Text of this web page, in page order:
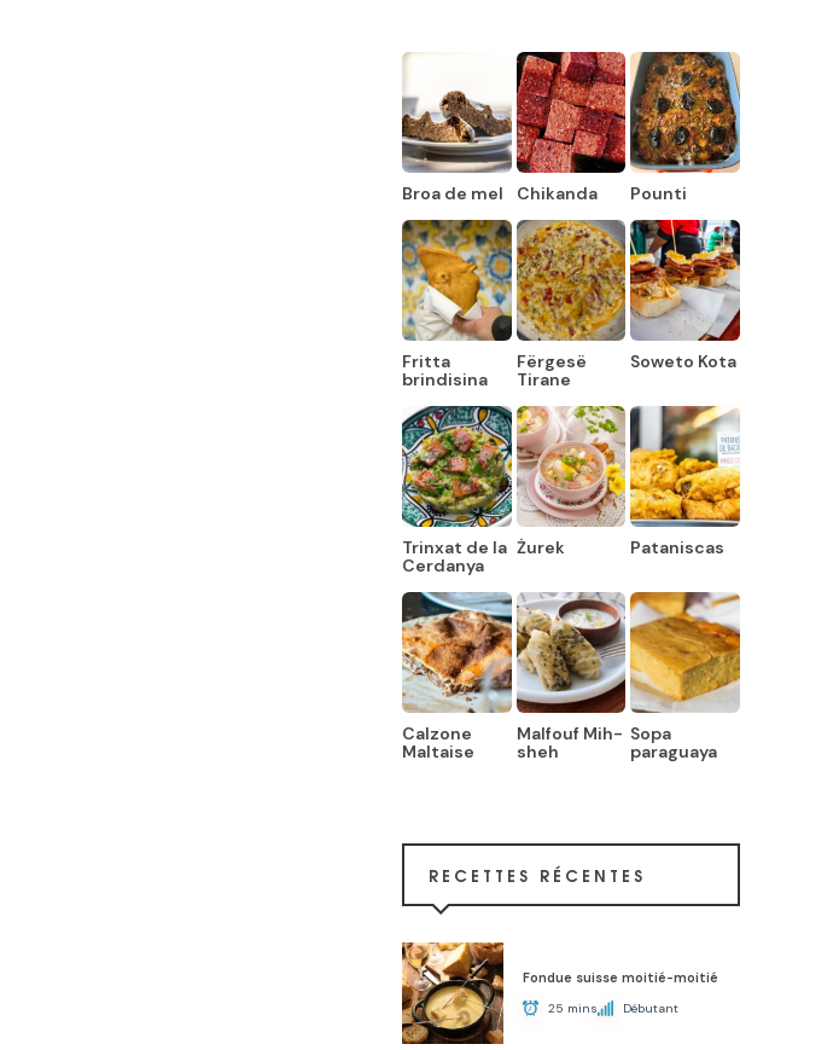
Broa de mel Chikanda Pounti
Fritta
brindisina
Fërgesë
Tirane
Soweto Kota
Trinxat de la
Cerdanya
Żurek Pataniscas
Calzone
Maltaise
Malfouf Mih-
sheh
Sopa
paraguaya
RECETTES RÉCENTES
Fondue suisse moitié-moitié
25 mins Débutant